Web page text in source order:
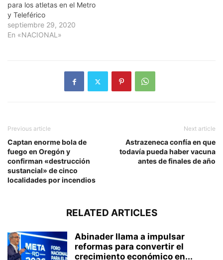
para los atletas en el Metro
y Teleférico
septiembre 29, 2020
En «NACIONAL»
Previous article
Captan enorme bola de
fuego en Oregón y
confirman «destrucción
sustancial» de cinco
localidades por incendios
Next article
Astrazeneca confía en que
todavía pueda haber vacuna
antes de finales de año
RELATED ARTICLES
Abinader llama a impulsar
reformas para convertir el
crecimiento económico en...